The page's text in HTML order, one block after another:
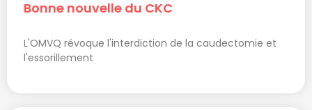
Bonne nouvelle du CKC
L'OMVQ révoque l'interdiction de la caudectomie et
l'essorillement